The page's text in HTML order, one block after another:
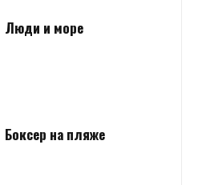
Люди и море
Боксер на пляже